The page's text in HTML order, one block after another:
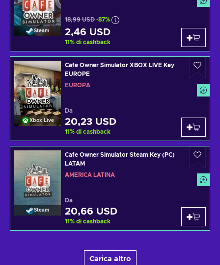
Steam
18,99 USD -87%
2,46 USD
11% di cashback
Xbox Live
Cafe Owner Simulator XBOX LIVE Key
EUROPE
EUROPA
Da
20,23 USD
11% di cashback
Steam
Cafe Owner Simulator Steam Key (PC)
LATAM
AMERICA LATINA
Da
20,66 USD
11% di cashback
Carica altro